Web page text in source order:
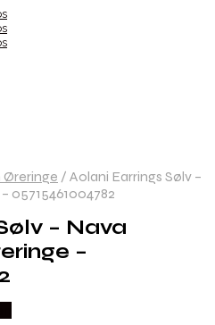
Øreringe / Aolani Earrings Sølv –
05715461004782
– Nava
–